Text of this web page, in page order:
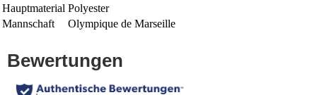
Hauptmaterial Polyester
Mannschaft
Olympique de Marseille